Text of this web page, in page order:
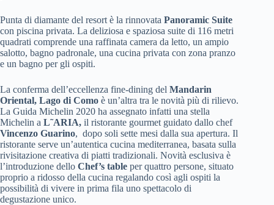
Punta di diamante del resort è la rinnovata Panoramic Suite
con piscina privata. La deliziosa e spaziosa suite di 116 metri
quadrati comprende una raffinata camera da letto, un ampio
salotto, bagno padronale, una cucina privata con zona pranzo
e un bagno per gli ospiti.
La conferma dell’eccellenza fine-dining del Mandarin
Oriental, Lago di Como è un’altra tra le novità più di rilievo.
La Guida Michelin 2020 ha assegnato infatti una stella
Michelin a L˜ARIA, il ristorante gourmet guidato dallo chef
Vincenzo Guarino, dopo soli sette mesi dalla sua apertura. Il
ristorante serve un’autentica cucina mediterranea, basata sulla
rivisitazione creativa di piatti tradizionali. Novità esclusiva è
l’introduzione dello Chef’s table per quattro persone, situato
proprio a ridosso della cucina regalando così agli ospiti la
possibilità di vivere in prima fila uno spettacolo di
degustazione unico.